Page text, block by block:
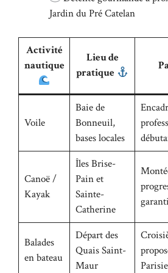
Jardin du Pré Catelan
Activité
nautique
Lieu de
pratique
Voile
Baie de
Bonneuil,
bases locales
Canoë /
Kayak
Îles Brise-
Pain et
Sainte-
Catherine
Balades
en bateau
Départ des
Quais Saint-
Maur